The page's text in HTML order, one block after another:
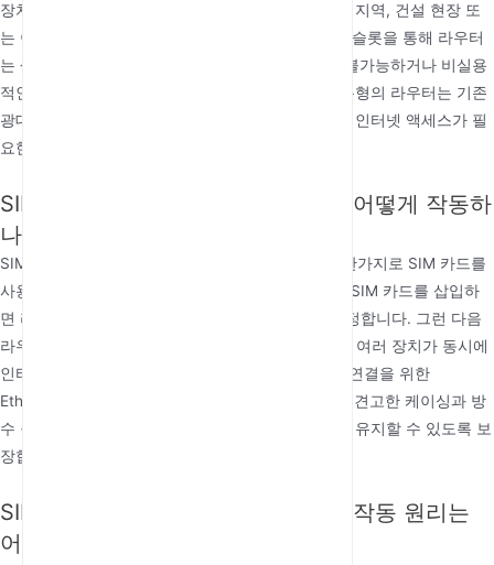
장치는 혹독한 기상 조건을 견디도록 제작되어 원격 지역, 건설 현장 또
는 이동 차량에서도 사용하기에 이상적입니다. SIM 슬롯을 통해 라우터
는 셀룰러 네트워크에 연결할 수 있어 유선 연결이 불가능하거나 비실용
적인 곳에서 인터넷 액세스를 제공합니다. 이러한 유형의 라우터는 기존
광대역 서비스를 이용할 수 없는 위치에서 안정적인 인터넷 액세스가 필
요한 기업과 개인에게 특히 유용합니다.
SIM 슬롯이 있는 4G 실외 라우터는 어떻게 작동하
나요?
SIM 슬롯이 있는 4G 실외 라우터는 스마트폰과 마찬가지로 SIM 카드를
사용하여 셀룰러 네트워크에 연결하여 작동합니다. SIM 카드를 삽입하
면 라우터는 가장 가까운 4G LTE 타워에 연결을 설정합니다. 그런 다음
라우터는 셀룰러 신호를 Wi-Fi 네트워크로 변환하여 여러 장치가 동시에
인터넷에 연결할 수 있게 합니다. 일부 모델은 유선 연결을 위한
Ethernet 포트도 제공합니다. 라우터의 실외 설계는 견고한 케이싱과 방
수 구성 요소 덕분에 악천후에서도 안정적인 연결을 유지할 수 있도록 보
장합니다.
SIM 슬롯이 있는 4G 실외 라우터의 작동 원리는
어떻게 되나요?